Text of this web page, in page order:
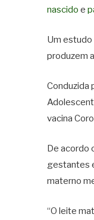
nascido e
Um estudo
produzem
Conduzida
vacina
De acordo
gestantes
materno
“O leite